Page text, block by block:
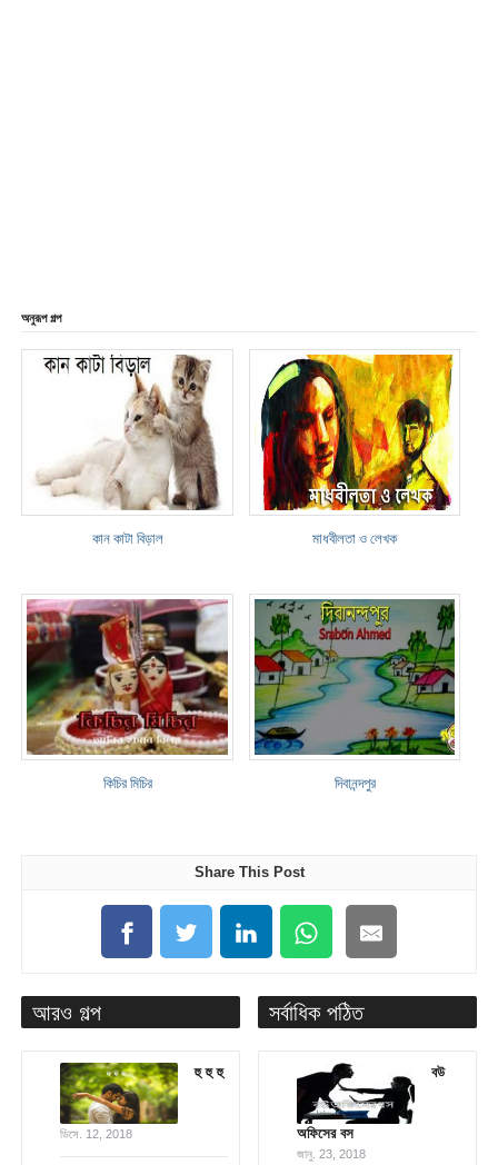
অনুরূপ গল্প
কান কাটা বিড়াল মাধবীলতা ও লেখক
কিচির মিচির দিবানন্দপুর
Share This Post
আরও গল্প
হু হু হু
ডিসে. 12, 2018
সর্বাধিক পঠিত
বউ
অফিসের বস
জানু. 23, 2018